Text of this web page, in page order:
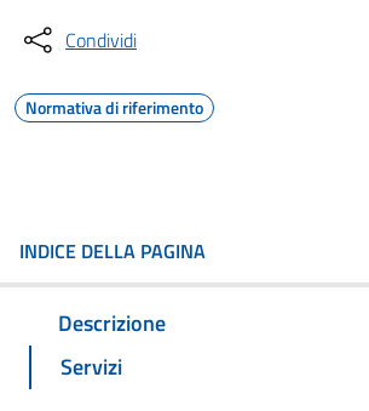
Condividi
Normativa di riferimento
INDICE DELLA PAGINA
Descrizione
Servizi